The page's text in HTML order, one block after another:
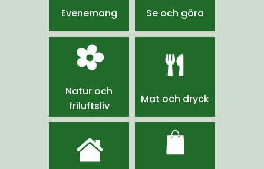
Evenemang Se och göra
Natur och
friluftsliv
Mat och dryck